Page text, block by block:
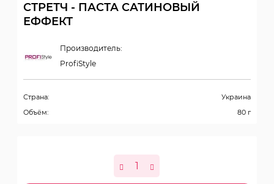
СТРЕТЧ - ПАСТА САТИНОВЫЙ
ЕФФЕКТ
Производитель:
ProfiStyle
Страна:
Украина
Объём:
80 г